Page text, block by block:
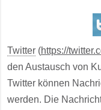
Twitter (https://
den Austausch von
Twitter können
werden. Die